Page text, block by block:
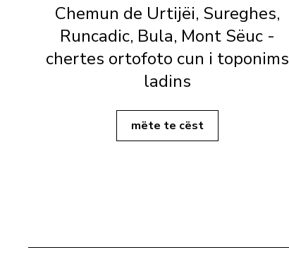
Chemun de Urtijëi, Sureghes,
Runcadic, Bula, Mont Sëuc -
chertes ortofoto cun i toponims
ladins
mëte te cëst